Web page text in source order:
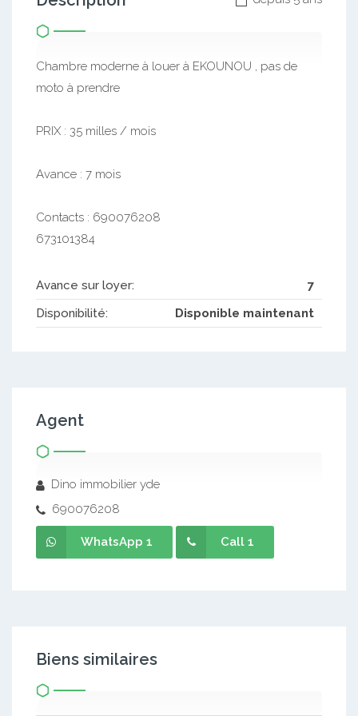
Chambre moderne à louer à EKOUNOU , pas de
moto à prendre
PRIX : 35 milles / mois
Avance : 7 mois
Contacts : 690076208
673101384
Avance sur loyer:
7
Disponibilité:
Disponible maintenant
Agent
Dino immobilier yde
690076208
WhatsApp 1 Call 1
Biens similaires